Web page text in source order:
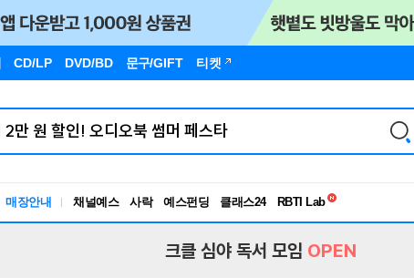
CD/LP DVD/BD 문구/GIFT 티켓
매장안내 채널예스 사락 예스펀딩 클래스24
독서유형검사
크클 심야 독서 모임 OPEN